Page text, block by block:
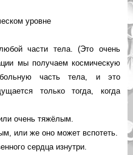
уровне
части тела. (Это очень
мы получаем космическую
часть тела, и это
только тогда, когда
очень тяжёлым.
или же оно может вспотеть.
сердца изнутри.